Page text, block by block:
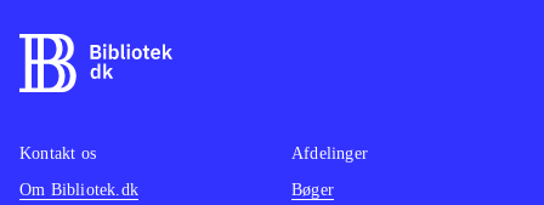
som søm i en dåse, og det suppleres
af en underlig malplaceret pompøs
man kan spille op til 4 sammen,
hvilket fungerer fint, og at spillet kan
Kontakt os
Om Bibliotek.dk
Afdelinger
Bøger